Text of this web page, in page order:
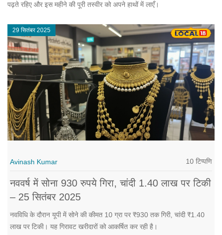
पढ़ते रहिए और इस महीने की पूरी तस्वीर को अपने हाथों में लाएँ।
29 सितंबर 2025
Avinash Kumar 10 टिप्पणि
नववर्ष में सोना 930 रुपये गिरा, चांदी 1.40 लाख पर टिकी
– 25 सितंबर 2025
नवविधि के दौरान यूपी में सोने की कीमत 10 ग्रा पर ₹930 तक गिरी, चांदी ₹1.40
लाख पर टिकी। यह गिरावट खरीदारों को आकर्षित कर रही है।